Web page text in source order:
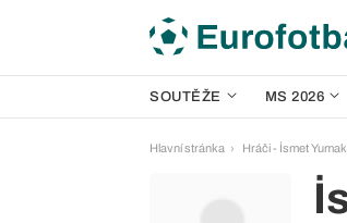
SOUTĚŽE MS 2026
Hlavní stránka Hráči - İsmet